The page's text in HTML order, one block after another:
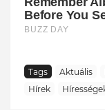
Tags Aktuális
Hírek